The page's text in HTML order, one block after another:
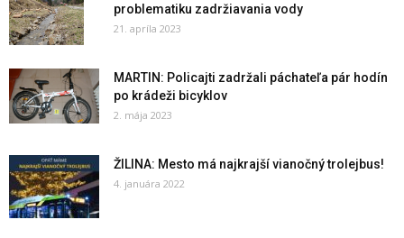
problematiku zadržiavania vody
21. apríla 2023
MARTIN: Policajti zadržali páchateľa pár hodín
po krádeži bicyklov
2. mája 2023
ŽILINA: Mesto má najkrajší vianočný trolejbus!
4. januára 2022